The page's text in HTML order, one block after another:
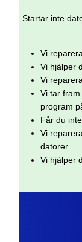
Startar inte
Vi
Vi hjälper
Vi
Vi tar
program
Får du
Vi
datorer.
Vi hjälper